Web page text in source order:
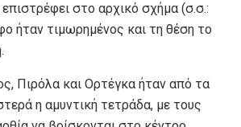
στο αρχικό σχήμα (σ.σ.:
ήταν τιμωρημένος και τη θέση το
Πιρόλα και Ορτέγκα ήταν από τα
η αμυντική τετράδα, με τους